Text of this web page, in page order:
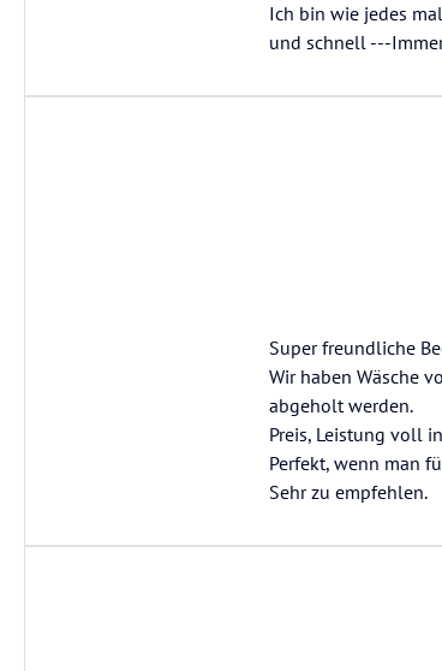
Ich bin wie jedes
und schnell ---
Super freundliche
Wir haben Wäsche
abgeholt werden.
Preis, Leistung voll
Perfekt, wenn man
Sehr zu empfehlen.